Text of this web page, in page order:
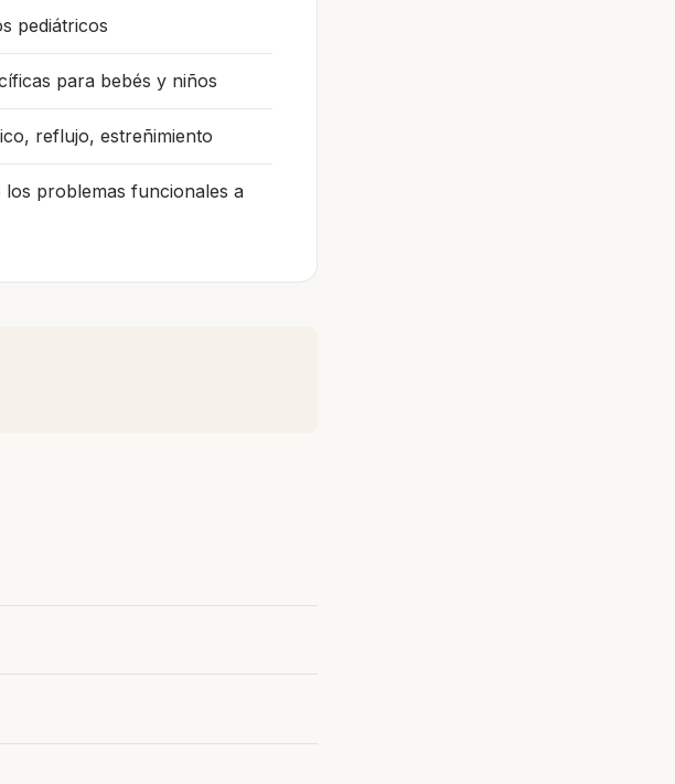
pediátricos
para bebés y niños
reflujo, estreñimiento
problemas funcionales a